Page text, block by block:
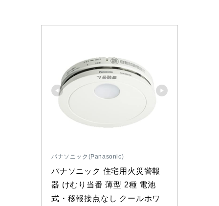
パナソニック(Panasonic)
パナソニック 住宅用火災警報
器 けむり当番 薄型 2種 電池
式・移報接点なし クールホワ